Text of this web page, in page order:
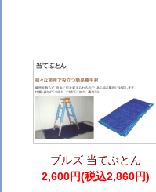
ブルズ 当てぶとん
2,600円(税込2,860円)